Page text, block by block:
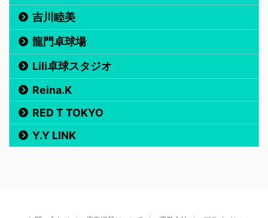
吉川睦美
龍門卓球場
Lili卓球スタジオ
Reina.K
RED T TOKYO
Y.Y LINK